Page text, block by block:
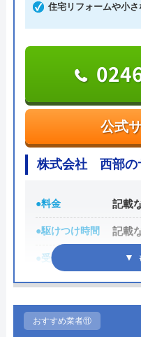
公式
水道修理プロの
運営会社 株式会
所在地
〒
埼玉
ーコ
対応エリア
千葉
住宅リフォームや小
公式
株式会社 西部の
●料金 記載
●駆けつけ時間 記載
●受付時間
●定休日 日曜
●累計実績
おすすめ業者⑪